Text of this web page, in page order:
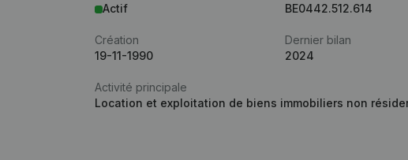
Actif
BE0442.512.614
Création
19-11-1990
Dernier bilan
2024
Activité principale
Location et exploitation de biens immobiliers non